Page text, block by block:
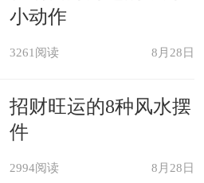
有另一可能，就是会
观、青春与美容方面
己一番啊!
小动作
3261阅读 8月28日
招财旺运的8种风水摆
件
2994阅读 8月28日